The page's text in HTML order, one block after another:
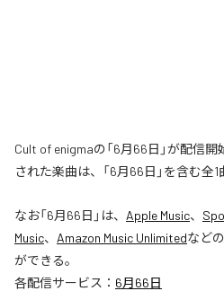
Cult of enigmaの「6月66日」が配信
された楽曲は、「6月66日」を含む全1
なお「6月66日 」は、 Apple Music、
Music、 Amazon Music Unlimitedなど
ができる。
各配信サービス： 6月66日